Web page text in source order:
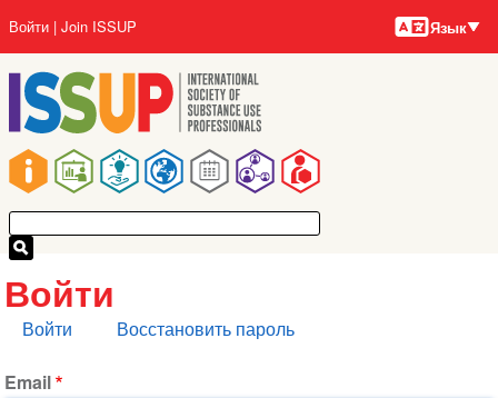
основному
содержанию
Main
navigation
User
account
menu
Войти Join ISSUP Языки
Язык
Войти
Главные
Войти Восстановить пароль
Email